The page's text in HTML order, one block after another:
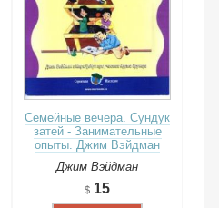
Семейные вечера. Сундук
затей - Занимательные
опыты. Джим Вэйдман
Джим Вэйдман
15